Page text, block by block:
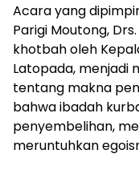
Acara yang
Parigi Moutong,
khotbah oleh
Latopada, menjadi
tentang makna
bahwa ibadah
penyembelihan,
meruntuhkan